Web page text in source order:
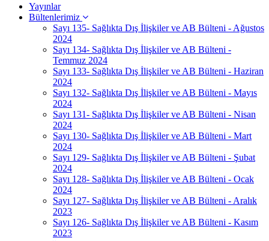
Yayınlar
Bültenlerimiz
Sayı 135- Sağlıkta Dış İlişkiler ve AB Bülteni - Ağustos
2024
Sayı 134- Sağlıkta Dış İlişkiler ve AB Bülteni -
Temmuz 2024
Sayı 133- Sağlıkta Dış İlişkiler ve AB Bülteni - Haziran
2024
Sayı 132- Sağlıkta Dış İlişkiler ve AB Bülteni - Mayıs
2024
Sayı 131- Sağlıkta Dış İlişkiler ve AB Bülteni - Nisan
2024
Sayı 130- Sağlıkta Dış İlişkiler ve AB Bülteni - Mart
2024
Sayı 129- Sağlıkta Dış İlişkiler ve AB Bülteni - Şubat
2024
Sayı 128- Sağlıkta Dış İlişkiler ve AB Bülteni - Ocak
2024
Sayı 127- Sağlıkta Dış İlişkiler ve AB Bülteni - Aralık
2023
Sayı 126- Sağlıkta Dış İlişkiler ve AB Bülteni - Kasım
2023